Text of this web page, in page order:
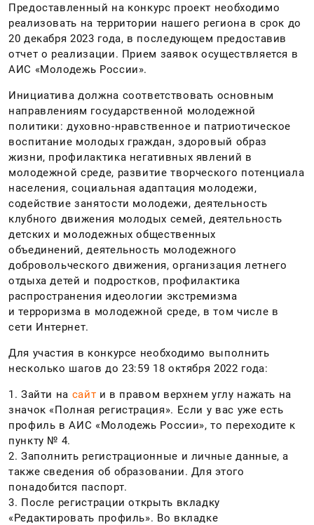
Предоставленный на конкурс проект необходимо
реализовать на территории нашего региона в срок до
20 декабря 2023 года, в последующем предоставив
отчет о реализации. Прием заявок осуществляется в
АИС «Молодежь России».
Инициатива должна соответствовать основным
направлениям государственной молодежной
политики: духовно-нравственное и патриотическое
воспитание молодых граждан, здоровый образ
жизни, профилактика негативных явлений в
молодежной среде, развитие творческого потенциала
населения, социальная адаптация молодежи,
содействие занятости молодежи, деятельность
клубного движения молодых семей, деятельность
детских и молодежных общественных
объединений, деятельность молодежного
добровольческого движения, организация летнего
отдыха детей и подростков, профилактика
распространения идеологии экстремизма
и терроризма в молодежной среде, в том числе в
сети Интернет.
Для участия в конкурсе необходимо выполнить
несколько шагов до 23:59 18 октября 2022 года:
1. Зайти на сайт и в правом верхнем углу нажать на
значок «Полная регистрация». Если у вас уже есть
профиль в АИС «Молодежь России», то переходите к
пункту № 4.
2. Заполнить регистрационные и личные данные, а
также сведения об образовании. Для этого
понадобится паспорт.
3. После регистрации открыть вкладку
«Редактировать профиль». Во вкладке